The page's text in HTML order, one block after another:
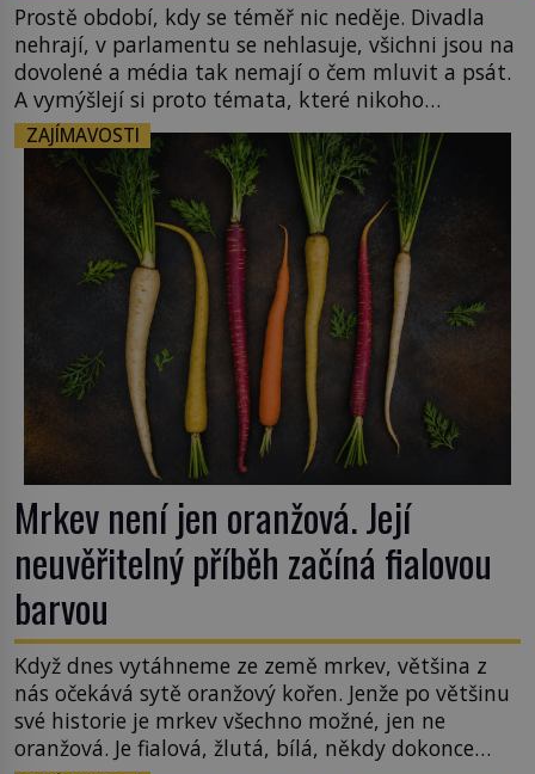
Prostě období, kdy se téměř nic neděje. Divadla
nehrají, v parlamentu se nehlasuje, všichni jsou na
dovolené a média tak nemají o čem mluvit a psát.
A vymýšlejí si proto témata, které nikoho
nezajímají. Proč je však ona letní doba spojovaná
zrovna s okurkami? Okurkovou sezónu známe už
od poloviny 19. století, ovšem jako Češi […]
ZAJÍMAVOSTI
Mrkev není jen oranžová. Její
neuvěřitelný příběh začíná fialovou
barvou
Když dnes vytáhneme ze země mrkev, většina z
nás očekává sytě oranžový kořen. Jenže po většinu
své historie je mrkev všechno možné, jen ne
oranžová. Je fialová, žlutá, bílá, někdy dokonce